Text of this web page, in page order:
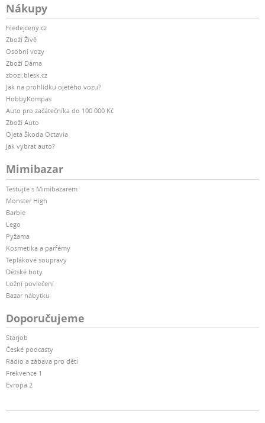
Nákupy
hledejceny.cz
Zboží Živě
Osobní vozy
Zboží Dáma
zbozi.blesk.cz
Jak na prohlídku ojetého vozu?
HobbyKompas
Auto pro začátečníka do 100 000 Kč
Zboží Auto
Ojetá Škoda Octavia
Jak vybrat auto?
Mimibazar
Testujte s Mimibazarem
Monster High
Barbie
Lego
Pyžama
Kosmetika a parfémy
Teplákové soupravy
Dětské boty
Ložní povlečení
Bazar nábytku
Doporučujeme
Starjob
České podcasty
Rádio a zábava pro děti
Frekvence 1
Evropa 2